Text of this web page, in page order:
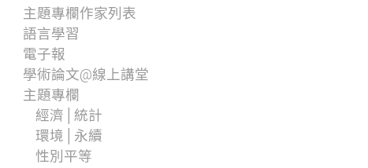
主題專欄作家列表
語言學習
電子報
學術論文@線上講堂
主題專欄
經濟│統計
環境│永續
性別平等